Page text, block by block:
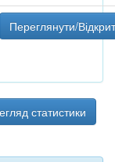
Переглянути/
статистики